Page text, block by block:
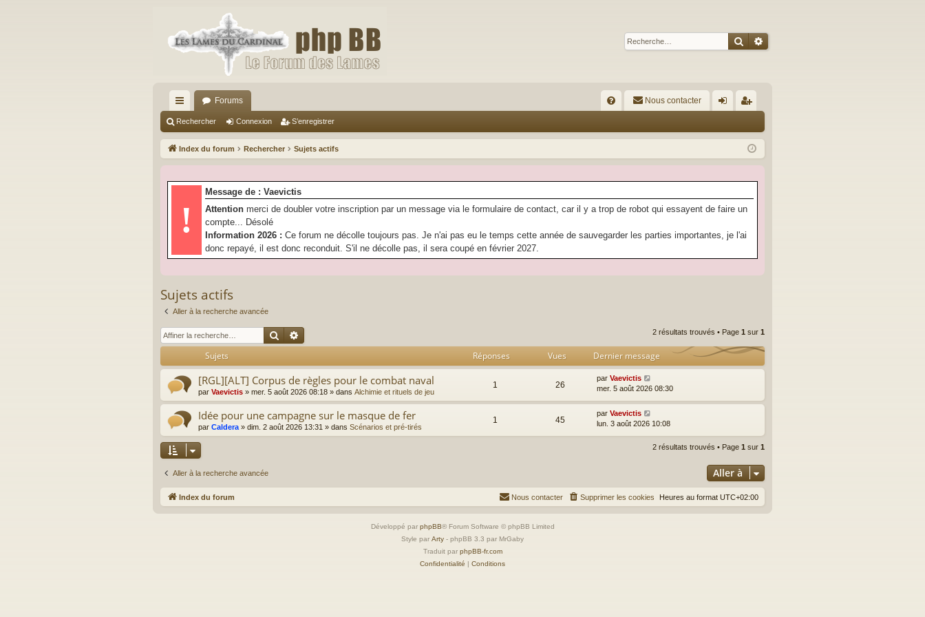
Rechercher
Recherche avancée
cc
ès
pi
Forums
Q
Nous contacter
ne
on
nr
ist
Rechercher Connexion S’enregistrer
Index du forum Rechercher Sujets actifs
!
Message de : Vaevictis
Attention merci de doubler votre inscription par un message via le formulaire de contact, car il y a trop de robot qui essayent de faire un
compte... Désolé
Information 2026 : Ce forum ne décolle toujours pas. Je n'ai pas eu le temps cette année de sauvegarder les parties importantes, je l'ai
donc repayé, il est donc reconduit. S'il ne décolle pas, il sera coupé en février 2027.
Sujets actifs
Aller à la recherche avancée
Rechercher
Recherche avancée 2 résultats trouvés • Page 1 sur 1
Sujets Réponses Vues Dernier message
[RGL][ALT] Corpus de règles pour le combat naval
par Vaevictis » mer. 5 août 2026 08:18 » dans Alchimie et rituels de jeu
1 26
par Vaevictis
mer. 5 août 2026 08:30
Idée pour une campagne sur le masque de fer
par Caldera » dim. 2 août 2026 13:31 » dans Scénarios et pré-tirés
1 45
par Vaevictis
lun. 3 août 2026 10:08
2 résultats trouvés • Page 1 sur 1
Aller à la recherche avancée Aller à
Index du forum Heures au format UTC+02:00
Supprimer les cookies
Nous contacter
Développé par phpBB® Forum Software © phpBB Limited
Style par Arty - phpBB 3.3 par MrGaby
Traduit par phpBB-fr.com
Confidentialité | Conditions